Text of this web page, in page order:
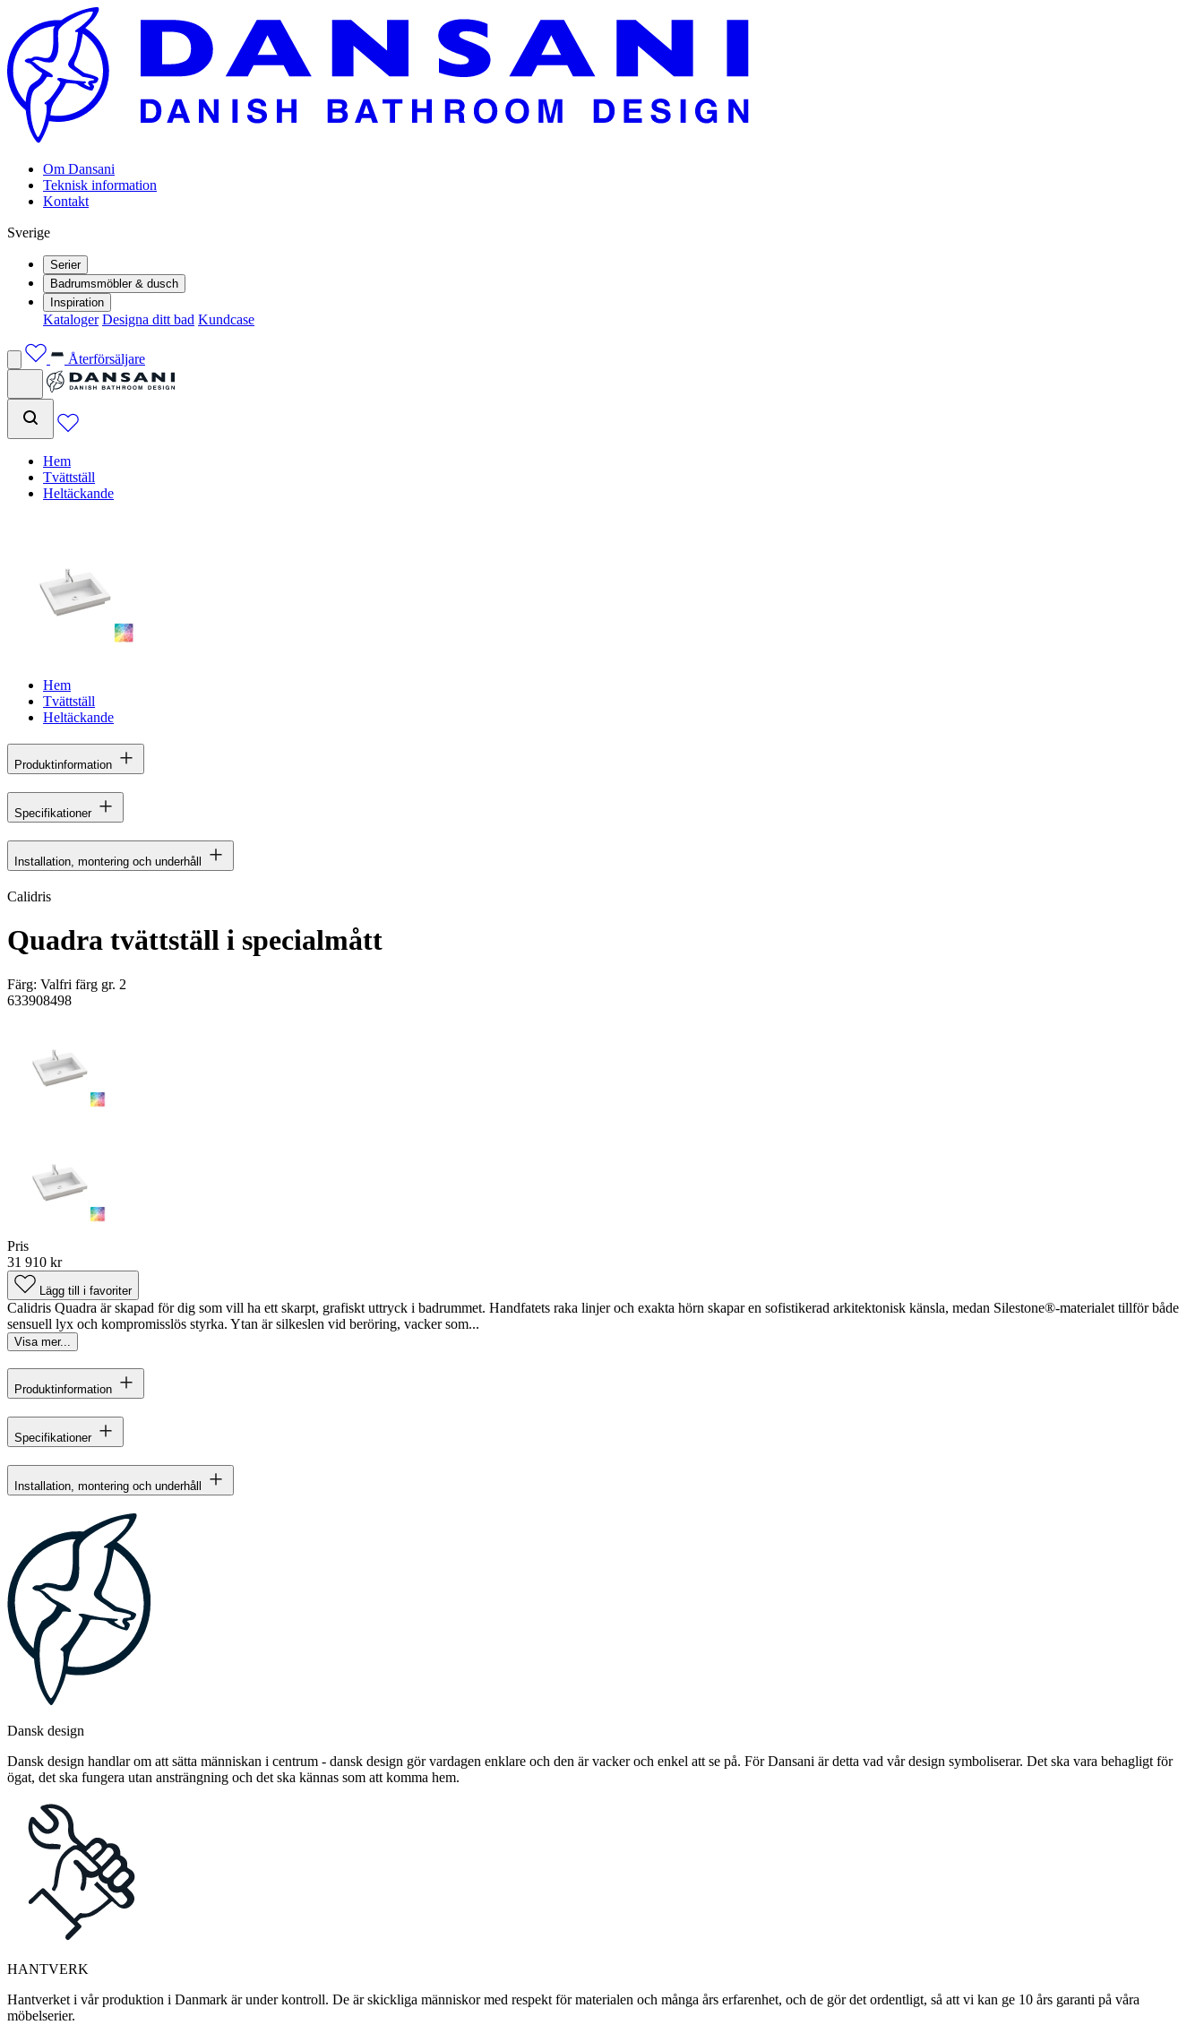
Om Dansani
Teknisk information
Kontakt
Sverige
Serier
Badrumsmöbler & dusch
Inspiration
Kataloger Designa ditt bad Kundcase
Återförsäljare
Hem
Tvättställ
Heltäckande
Hem
Tvättställ
Heltäckande
Produktinformation
Specifikationer
Installation, montering och underhåll
Calidris
Quadra tvättställ i specialmått
Färg: Valfri färg gr. 2
633908498
Pris
31 910 kr
Lägg till i favoriter
Calidris Quadra är skapad för dig som vill ha ett skarpt, grafiskt uttryck i badrummet. Handfatets raka linjer och exakta hörn skapar en sofistikerad arkitektonisk känsla, medan Silestone®-materialet tillför både
sensuell lyx och kompromisslös styrka. Ytan är silkeslen vid beröring, vacker som...
Visa mer...
Produktinformation
Specifikationer
Installation, montering och underhåll
Dansk design
Dansk design handlar om att sätta människan i centrum - dansk design gör vardagen enklare och den är vacker och enkel att se på. För Dansani är detta vad vår design symboliserar. Det ska vara behagligt för
ögat, det ska fungera utan ansträngning och det ska kännas som att komma hem.
HANTVERK
Hantverket i vår produktion i Danmark är under kontroll. De är skickliga människor med respekt för materialen och många års erfarenhet, och de gör det ordentligt, så att vi kan ge 10 års garanti på våra
möbelserier.